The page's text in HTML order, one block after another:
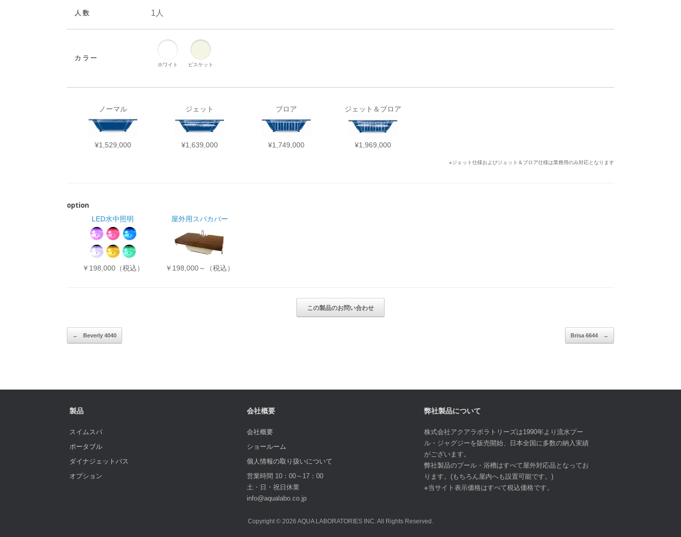
人数 1人
カラー
ホワイト ビスケット
ノーマル
¥1,529,000
ジェット
¥1,639,000
ブロア
¥1,749,000
ジェット＆ブロア
¥1,969,000
※ジェット仕様およびジェット＆ブロア仕様は業務用のみ対応となります
option
LED水中照明
￥198,000（税込）
屋外用スパカバー
￥198,000～（税込）
投稿ナビゲーション
← Beverly 4040 Brisa 6644 →
製品
スイムスパ
ポータブル
ダイナジェットバス
オプション
会社概要
会社概要
ショールーム
個人情報の取り扱いについて
営業時間 10：00～17：00
土・日・祝日休業
info@aqualabo.co.jp
弊社製品について
株式会社アクアラボラトリーズは1990年より流水プー
ル・ジャグジーを販売開始、日本全国に多数の納入実績
がございます。
弊社製品のプール・浴槽はすべて屋外対応品となってお
ります。(もちろん屋内へも設置可能です。)
※当サイト表示価格はすべて税込価格です。
Copyright © 2026 AQUA LABORATORIES INC. All Rights Reserved.